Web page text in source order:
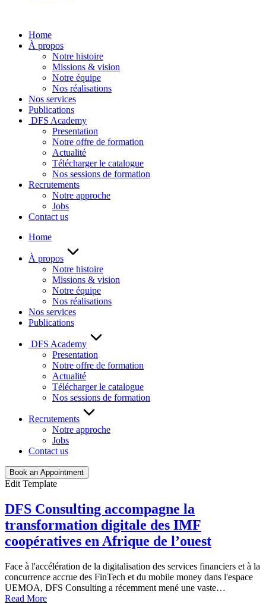
Home
À propos
Notre histoire
Missions & vision
Notre équipe
Nos réalisations
Nos services
Publications
DFS Academy
Presentation
Notre offre de formation
Actualité
Télécharger le catalogue
Nos sessions de formation
Recrutements
Notre approche
Jobs
Contact us
Home
À propos
Notre histoire
Missions & vision
Notre équipe
Nos réalisations
Nos services
Publications
DFS Academy
Presentation
Notre offre de formation
Actualité
Télécharger le catalogue
Nos sessions de formation
Recrutements
Notre approche
Jobs
Contact us
Book an Appointment
Edit Template
DFS Consulting accompagne la
transformation digitale des IMF
coopératives en Afrique de l’ouest
Face à l'accélération de la digitalisation des services financiers et à la
concurrence accrue des FinTech et du mobile money dans l'espace
UEMOA, DFS Consulting a récemment mené une vaste…
Read More